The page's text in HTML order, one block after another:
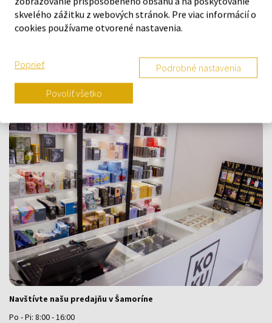
O SPOLOČNOSTI
Kontaktný formulár
Kontakt
Výdajné miesto a predajňa KOKU Šamorín
Navštívte našu predajňu v Šamoríne
Po - Pi: 8:00 - 16:00
skvelého zážitku z webových stránok. Pre viac informácií o
cookies používame otvorené nastavenia.
Poprieť Podrobné nastavenia
Povoliť všetko